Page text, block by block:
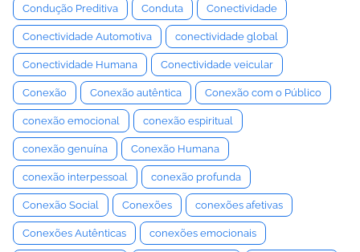
Condução Preditiva Conduta Conectividade
Conectividade Automotiva conectividade global
Conectividade Humana Conectividade veicular
Conexão Conexão autêntica Conexão com o Público
conexão emocional conexão espiritual
conexão genuína Conexão Humana
conexão interpessoal conexão profunda
Conexão Social Conexões conexões afetivas
Conexões Autênticas conexões emocionais